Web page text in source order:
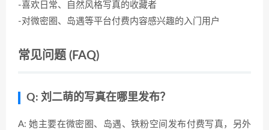
-喜欢日常、自然风格写真的收藏者
-对微密圈、岛遇等平台付费内容感兴趣的入门用户
常见问题 (FAQ)
Q: 刘二萌的写真在哪里发布？
A: 她主要在微密圈、岛遇、铁粉空间发布付费写真，另外